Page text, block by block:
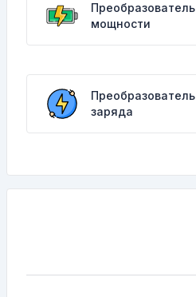
Преобразователь
мощности
Преобразователь
заряда